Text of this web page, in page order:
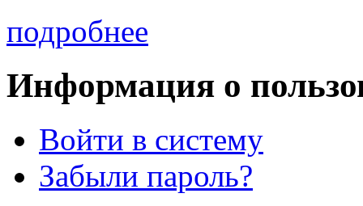
подробнее
Информация о
Войти в систему
Забыли пароль?